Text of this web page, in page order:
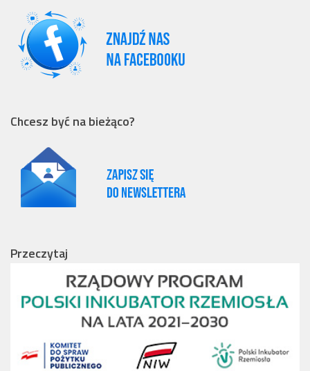
Chcesz być na bieżąco?
Przeczytaj